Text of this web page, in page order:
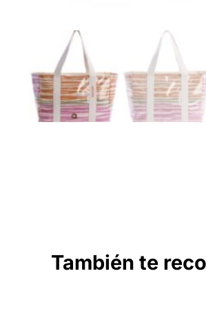
También te